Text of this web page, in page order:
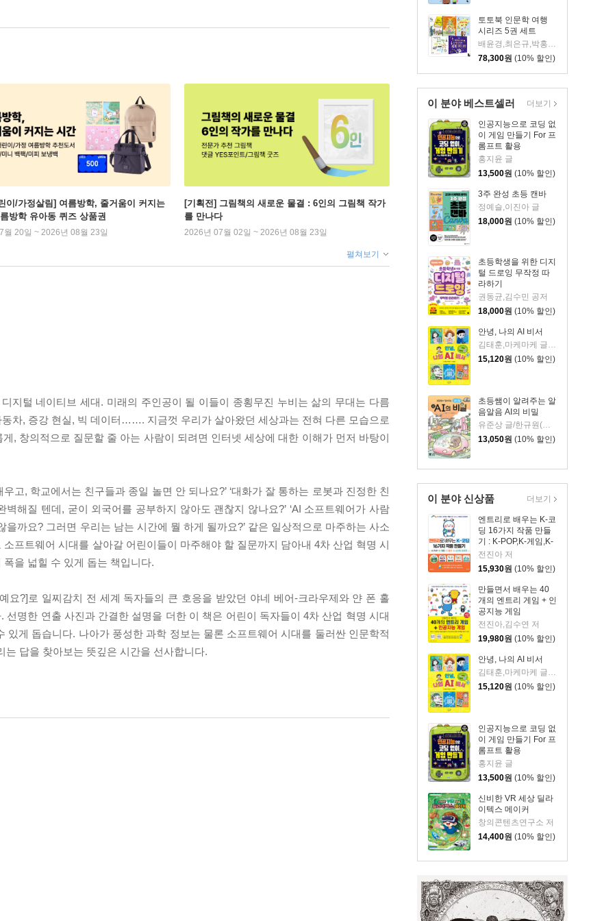
토토북 인문학 여행
시리즈 5권 세트
배윤경,최은규,박홍규,박찬일,최현석 글/김언경,이강훈,애슝,조승연 그림/김현대,오기사 추천
78,300원 (10% 할인)
이 분야 베스트셀러
인공지능으로 코딩 없
이 게임 만들기 For 프
롬프트 활용
홍지윤 글
13,500원 (10% 할인)
3주 완성 초등 캔바
정예슬,이진아 글
18,000원 (10% 할인)
초등학생을 위한 디지
털 드로잉 무작정 따
라하기
권동균,김수민 공저
18,000원 (10% 할인)
안녕, 나의 AI 비서
15,120원 (10% 할인)
초등쌤이 알려주는 알
음알음 AI의 비밀
13,050원 (10% 할인)
더보기
이 분야 신상품
엔트리로 배우는 K-코
딩 16가지 작품 만들
기 : K-POP,K-게임,K-
테크,K-스마트 라이프
전진아 저
15,930원 (10% 할인)
만들면서 배우는 40
개의 엔트리 게임 + 인
공지능 게임
전진아,김수연 저
19,980원 (10% 할인)
안녕, 나의 AI 비서
15,120원 (10% 할인)
인공지능으로 코딩 없
이 게임 만들기 For 프
롬프트 활용
홍지윤 글
13,500원 (10% 할인)
신비한 VR 세상 딜라
이텍스 메이커
창의콘텐츠연구소 저
14,400원 (10% 할인)
더보기
이/가정살림] 여름방학, 줄거움이 커지는
방학 유아동 퀴즈 상품권
월 20일 ~ 2026년 08월 23일
[기획전] 그림책의 새로운 물결 : 6인의 그림책 작가
를 만나다
2026년 07월 02일 ~ 2026년 08월 23일
펼쳐보기
지털 네이티브 세대. 미래의 주인공이 될 이들이 종횡무진 누비는 삶의 무대는 다름
차, 증강 현실, 빅 데이터……. 지금껏 우리가 살아왔던 세상과는 전혀 다른 모습으로
, 창의적으로 질문할 줄 아는 사람이 되려면 인터넷 세상에 대한 이해가 먼저 바탕이
고, 학교에서는 친구들과 종일 놀면 안 되나요?’ ‘대화가 잘 통하는 로봇과 진정한 친
벽해질 텐데, 굳이 외국어를 공부하지 않아도 괜찮지 않나요?’ ‘AI 소프트웨어가 사람
까요? 그러면 우리는 남는 시간에 뭘 하게 될까요?’ 같은 일상적으로 마주하는 사소
프트웨어 시대를 살아갈 어린이들이 마주해야 할 질문까지 담아내 4차 산업 혁명 시
을 넓힐 수 있게 돕는 책입니다.
요?]로 일찌감치 전 세계 독자들의 큰 호응을 받았던 야네 베어-크라우제와 얀 폰 홀
명한 연출 사진과 간결한 설명을 더한 이 책은 어린이 독자들이 4차 산업 혁명 시대
있게 돕습니다. 나아가 풍성한 과학 정보는 물론 소프트웨어 시대를 둘러싼 인문학적
답을 찾아보는 뜻깊은 시간을 선사합니다.